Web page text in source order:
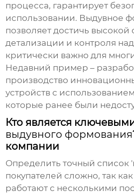
процесса, гарантирует
использовании. Выдувное
позволяет достичь высокой
детализации и контроля
критически важно для
Недавний пример –
производство
устройств с
которые ранее были
Кто является
выдувного формования
компании
Определить точный список
покупателей сложно, так
работают с несколькими